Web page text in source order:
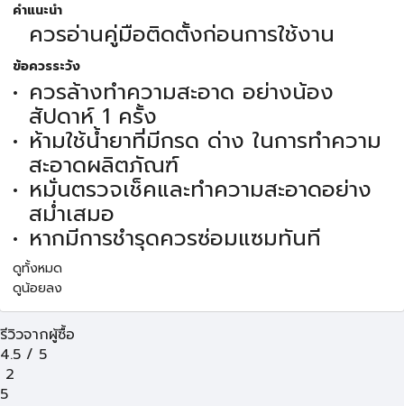
คำแนะนำ
ควรอ่านคู่มือติดตั้งก่อนการใช้งาน
ข้อควรระวัง
ควรล้างทำความสะอาด อย่างน้อง
สัปดาห์ 1 ครั้ง
ห้ามใช้น้ำยาที่มีกรด ด่าง ในการทำความ
สะอาดผลิตภัณฑ์
หมั่นตรวจเช็คและทำความสะอาดอย่าง
สม่ำเสมอ
หากมีการชำรุดควรซ่อมแซมทันที
ดูทั้งหมด
ดูน้อยลง
รีวิวจากผู้ซื้อ
4.5 / 5
2
5